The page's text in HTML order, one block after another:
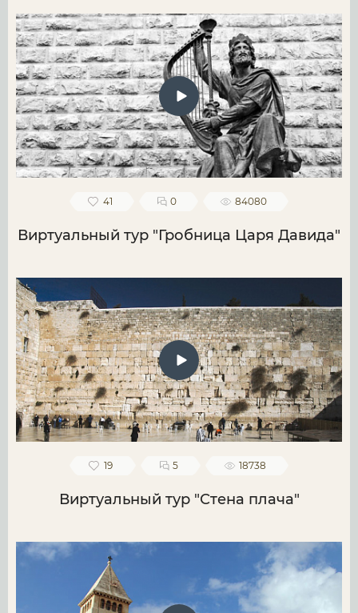
41 0 84080
Виртуальный тур "Гробница Царя Давида"
19 5 18738
Виртуальный тур "Стена плача"